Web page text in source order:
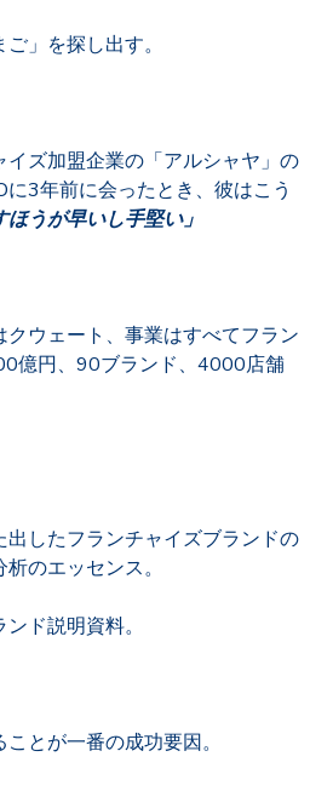
」を探し出す。
イズ加盟企業の 「アルシャヤ」の
3年前に会ったとき、彼はこう
ほうが早いし手堅い」
クウェート、 事業はすべてフラン
億円、90ブランド、4000店舗
したフランチャイズブランドの
のエッセンス。
ド説明資料。
とが一番の成功要因。